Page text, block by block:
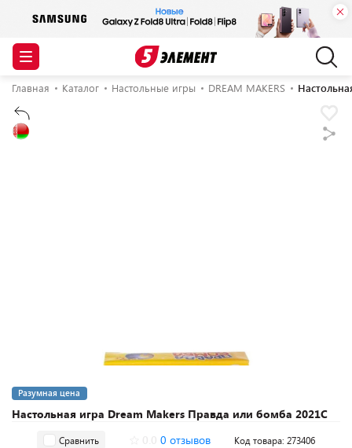
Главная Каталог Настольные игры DREAM MAKERS
Настольная игра Dream Makers Правда или бомба 2021C
Разумная цена
Сравнить 0 отзывов Код товара: 273406